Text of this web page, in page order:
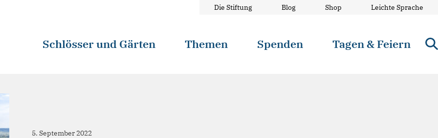
Die Stiftung Blog Shop Leichte Sprache
Schlösser und Gärten Themen Spenden Tagen & Feiern
5. September 2022